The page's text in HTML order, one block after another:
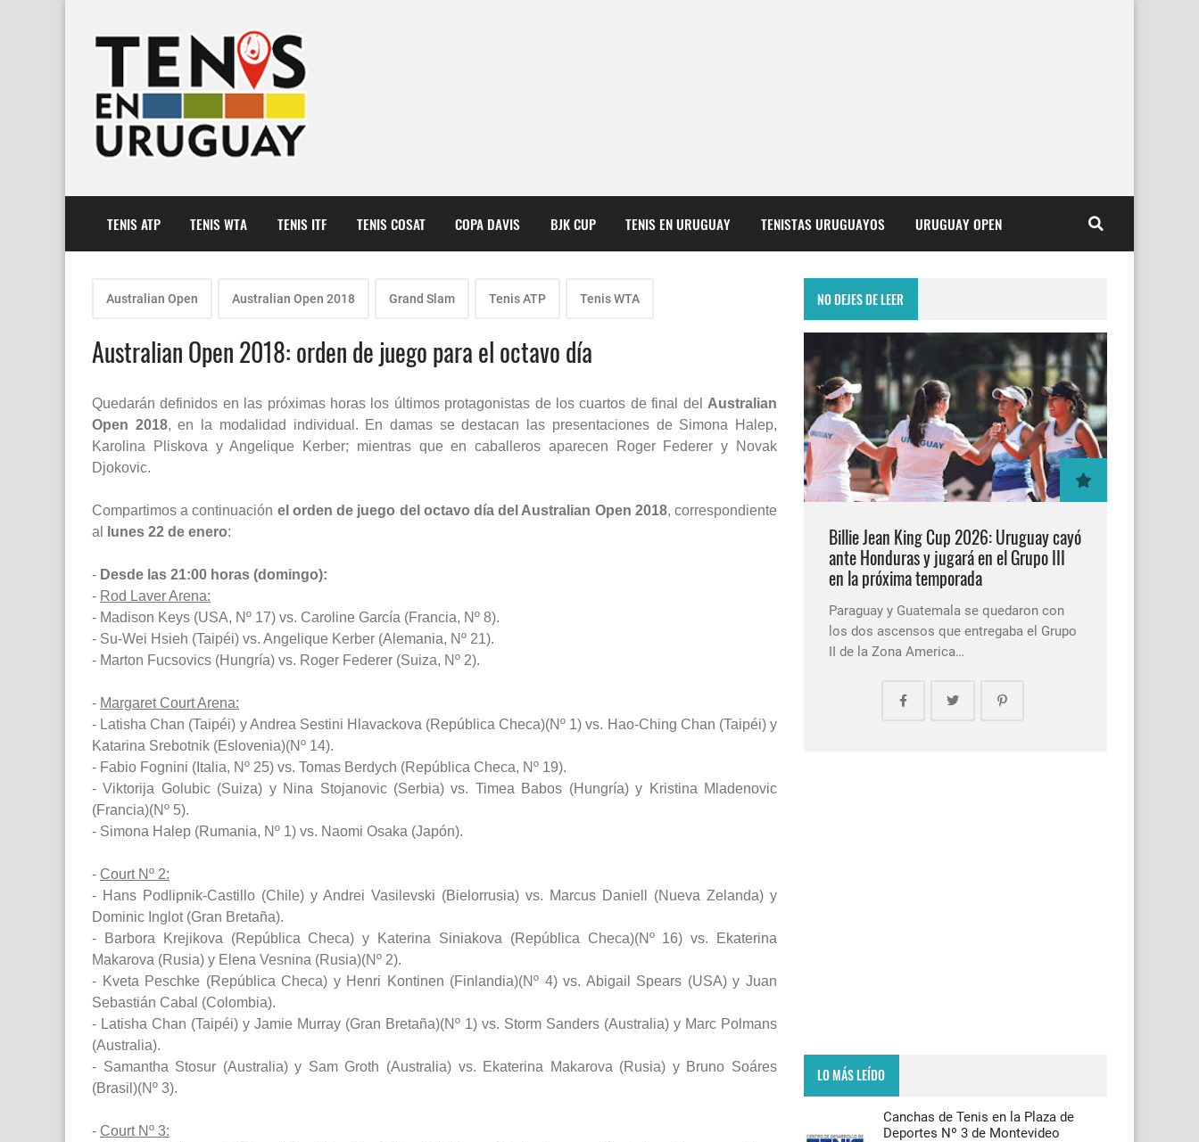
TENIS ATP TENIS WTA TENIS ITF TENIS COSAT COPA DAVIS BJK CUP TENIS EN URUGUAY TENISTAS URUGUAYOS URUGUAY OPEN
Australian Open Australian Open 2018 Grand Slam Tenis ATP Tenis WTA
Australian Open 2018: orden de juego para el octavo día
Quedarán definidos en las próximas horas los últimos protagonistas de los cuartos de final del Australian
Open 2018, en la modalidad individual. En damas se destacan las presentaciones de Simona Halep,
Karolina Pliskova y Angelique Kerber; mientras que en caballeros aparecen Roger Federer y Novak
Djokovic.
Compartimos a continuación el orden de juego del octavo día del Australian Open 2018, correspondiente
al
lunes 22 de enero:
- Desde las 21:00 horas (domingo):
- Rod Laver Arena:
- Madison Keys (USA, Nº 17) vs. Caroline García (Francia, Nº 8).
- Su-Wei Hsieh (Taipéi) vs. Angelique Kerber (Alemania, Nº 21).
- Marton Fucsovics (Hungría) vs. Roger Federer (Suiza, Nº 2).
- Margaret Court Arena:
- Latisha Chan (Taipéi) y Andrea Sestini Hlavackova (República Checa)(Nº 1) vs. Hao-Ching Chan (Taipéi) y
Katarina Srebotnik (Eslovenia)(Nº 14).
- Fabio Fognini (Italia, Nº 25) vs. Tomas Berdych (República Checa, Nº 19).
- Viktorija Golubic (Suiza) y Nina Stojanovic (Serbia) vs. Timea Babos (Hungría) y Kristina Mladenovic
(Francia)(Nº 5).
- Simona Halep (Rumania, Nº 1) vs. Naomi Osaka (Japón).
- Court Nº 2:
- Hans Podlipnik-Castillo (Chile) y Andrei Vasilevski (Bielorrusia) vs. Marcus Daniell (Nueva Zelanda) y
Dominic Inglot (Gran Bretaña).
- Barbora Krejikova (República Checa) y Katerina Siniakova (República Checa)(Nº 16) vs. Ekaterina
Makarova (Rusia) y Elena Vesnina (Rusia)(Nº 2).
- Kveta Peschke (República Checa) y Henri Kontinen (Finlandia)(Nº 4) vs. Abigail Spears (USA) y Juan
Sebastián Cabal (Colombia).
- Latisha Chan (Taipéi) y Jamie Murray (Gran Bretaña)(Nº 1) vs. Storm Sanders (Australia) y Marc Polmans
(Australia).
- Samantha Stosur (Australia) y Sam Groth (Australia) vs. Ekaterina Makarova (Rusia) y Bruno Soáres
(Brasil)(Nº 3).
- Court Nº 3:
NO DEJES DE LEER
Billie Jean King Cup 2026: Uruguay cayó
ante Honduras y jugará en el Grupo III
en la próxima temporada
Paraguay y Guatemala se quedaron con
los dos ascensos que entregaba el Grupo
II de la Zona America…
LO MÁS LEÍDO
Canchas de Tenis en la Plaza de
Deportes Nº 3 de Montevideo